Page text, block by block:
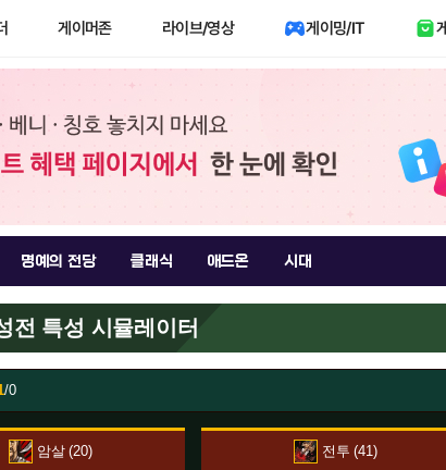
게이머존 라이브/영상 게이밍/IT
명예의 전당 클래식 애드온 시대
전 특성 시뮬레이터
/0
암살 20 전투 41